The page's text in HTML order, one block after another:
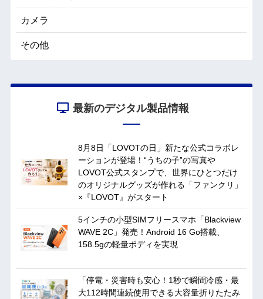
カメラ
その他
最新のデジタル製品情報
8月8日「LOVOTの日」新たな公式コラボレ
ーションが登場！“うちの子”の写真や
LOVOT公式スタンプで、世界にひとつだけ
のオリジナルグッズが作れる「ファンクリ」
×『LOVOT』がスタート
5インチの小型SIMフリースマホ「Blackview
WAVE 2C」発売！Android 16 Go搭載、
158.5gの軽量ボディを実現
「停電・災害時も安心！1秒で瞬間冷感・最
大112時間連続使用できる大容量折りたたみ